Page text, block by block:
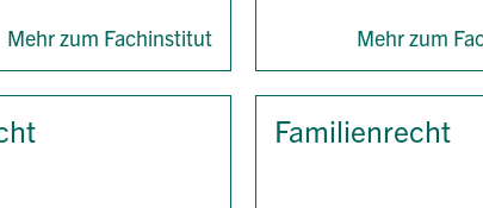
Mehr zum Fachinstitut Mehr zum
Familienrecht